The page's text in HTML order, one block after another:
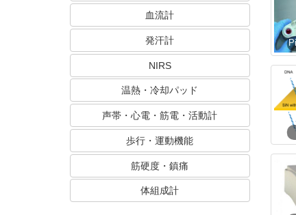
血流計
発汗計
NIRS
温熱・冷却パッド
声帯・心電・筋電・活動計
歩行・運動機能
筋硬度・鎮痛
体組成計